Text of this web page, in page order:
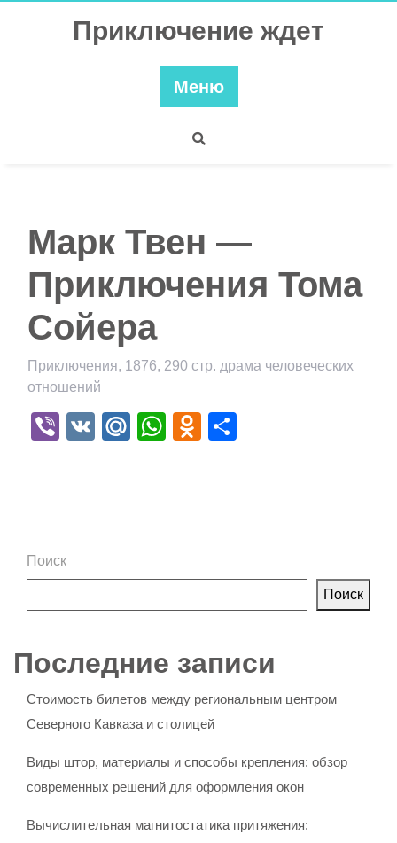
Приключение ждет
Меню
Марк Твен —
Приключения Тома
Сойера
Приключения, 1876, 290 стр. драма человеческих
отношений
Viber
VK Mail.Ru
WhatsApp
Odnoklassniki
Поиск
Поиск
Последние записи
Стоимость билетов между региональным центром
Северного Кавказа и столицей
Виды штор, материалы и способы крепления: обзор
современных решений для оформления окон
Вычислительная магнитостатика притяжения: